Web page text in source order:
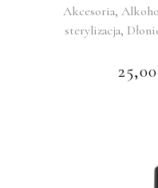
Akcesoria,
sterylizacja,
25,00